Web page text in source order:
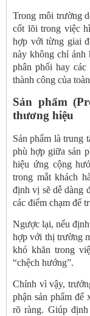
Trong môi trường
cốt lõi trong việc
hợp với từng giai
này không chỉ ảnh
phân phối hay
thành công của
Sản phẩm
thương hiệu
Sản phẩm là trung
phù hợp giữa sản
hiệu ứng cộng
trong mắt khách
định vị sẽ dễ dàng
các điểm chạm để
Ngược lại, nếu
hợp với thị trường
khó khăn trong
“chệch hướng”.
Chính vì vậy,
phận sản phẩm
rõ ràng. Giúp